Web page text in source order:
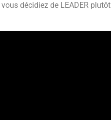
décidiez de LEADER plutôt